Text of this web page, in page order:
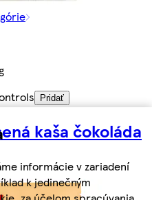
informácie v zariadení
k jedinečným
Pridať
kaša čokoláda